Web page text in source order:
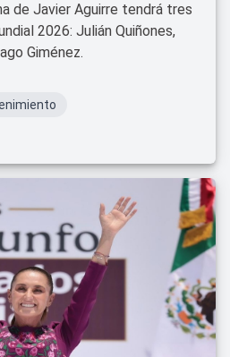
de Javier Aguirre tendrá tres
2026: Julián Quiñones,
Giménez.